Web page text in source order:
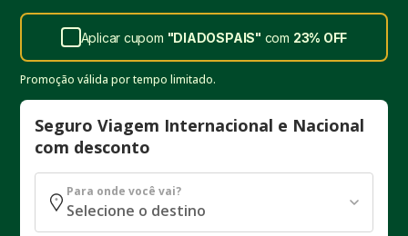
Aplicar cupom "DIADOSPAIS" com 23% OFF
Promoção válida por tempo limitado.
Seguro Viagem Internacional e Nacional
com desconto
Para onde você vai?